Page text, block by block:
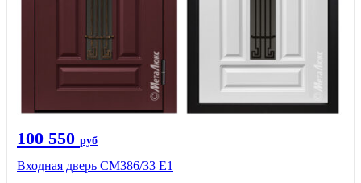
100 550 руб
Входная дверь СМ386/33 Е1